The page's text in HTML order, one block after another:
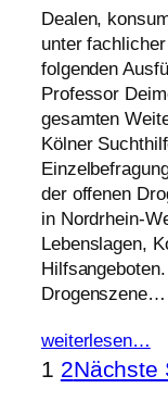
Dealen,
unter
folgenden
Professor
gesamten
Kölner
der offenen
in Nordrhein-
Lebenslagen,
Drogenszene…
weiterlesen…
1 2Nächste